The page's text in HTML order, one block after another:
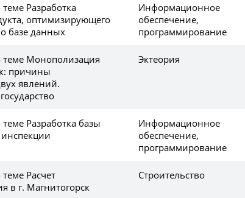
Разработка
оптимизирующего
базе данных
Информационное
обеспечение,
программирование
теме Монополизация
причины
явлений.
Эктеория
Разработка базы
Информационное
обеспечение,
программирование
Расчет
в г. Магнитогорск
Строительство